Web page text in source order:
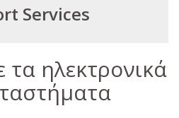
Services
τα ηλεκτρονικά